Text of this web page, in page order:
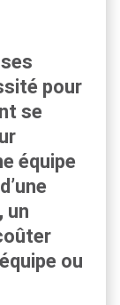
pour
se
équipe
un
ou